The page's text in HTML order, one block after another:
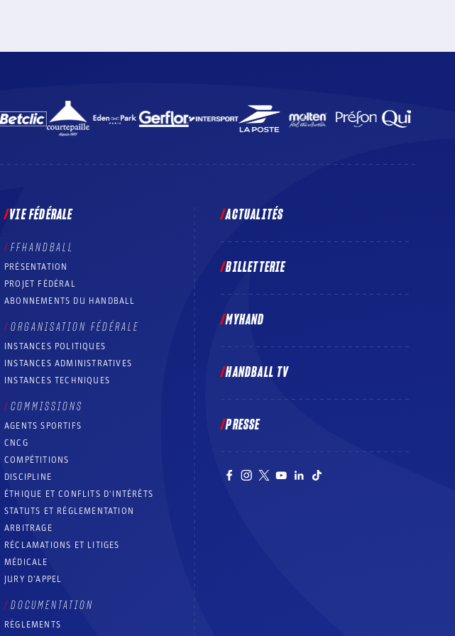
VIE FÉDÉRALE
FFHANDBALL
PRÉSENTATION
PROJET FÉDÉRAL
ABONNEMENTS DU HANDBALL
ORGANISATION FÉDÉRALE
INSTANCES POLITIQUES
INSTANCES ADMINISTRATIVES
INSTANCES TECHNIQUES
COMMISSIONS
AGENTS SPORTIFS
CNCG
COMPÉTITIONS
DISCIPLINE
ÉTHIQUE ET CONFLITS D'INTÉRÊTS
STATUTS ET RÉGLEMENTATION
ARBITRAGE
RÉCLAMATIONS ET LITIGES
MÉDICALE
JURY D’APPEL
DOCUMENTATION
RÈGLEMENTS
ACTUALITÉS
BILLETTERIE
MYHAND
HANDBALL TV
PRESSE